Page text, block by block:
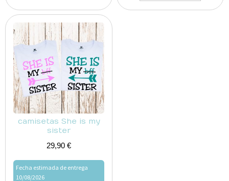
camisetas She is my
sister
29,90 €
Fecha estimada de entrega
10/08/2026